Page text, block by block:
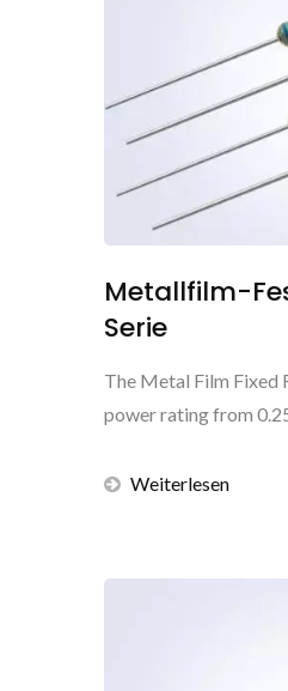
Metallfilm-
Serie
The Metal Film Fixed
power rating from
Weiterlesen